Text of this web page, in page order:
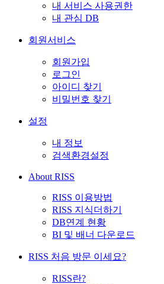
내 서비스 사용권한
내 관심 DB
회원서비스
회원가입
로그인
아이디 찾기
비밀번호 찾기
설정
내 정보
검색환경설정
About RISS
RISS 이용방법
RISS 지식더하기
DB연계 현황
BI 및 배너 다운로드
RISS 처음 방문 이세요?
RISS란?